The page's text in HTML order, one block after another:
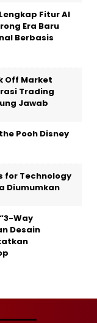
Fitur AI
Era Baru
Berbasis
Off Market
Trading
Jawab
Pooh Disney
for Technology
Diumumkan
Way
Desain